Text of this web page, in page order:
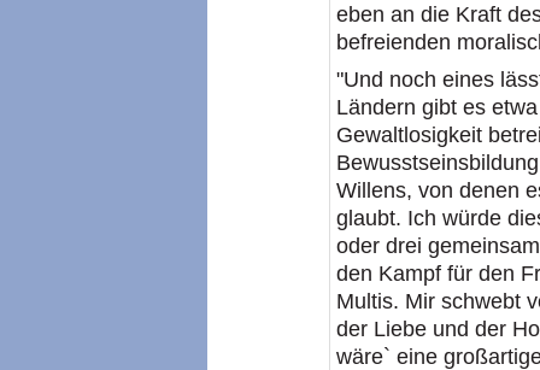
eben an die Kraft
befreienden
"Und noch eines
Ländern gibt es
Gewaltlosigkeit
Willens, von denen
glaubt. Ich würde
oder drei
den Kampf für den
Multis. Mir schwebt
der Liebe und der
wäre` eine